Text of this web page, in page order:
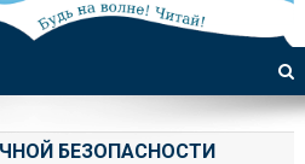
БЕЗОПАСНОСТИ